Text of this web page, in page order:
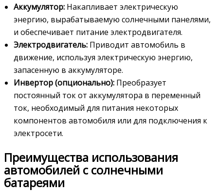
Аккумулятор: Накапливает электрическую
энергию, вырабатываемую солнечными панелями,
и обеспечивает питание электродвигателя.
Электродвигатель: Приводит автомобиль в
движение, используя электрическую энергию,
запасенную в аккумуляторе.
Инвертор (опционально): Преобразует
постоянный ток от аккумулятора в переменный
ток, необходимый для питания некоторых
компонентов автомобиля или для подключения к
электросети.
Преимущества использования
автомобилей с солнечными
батареями